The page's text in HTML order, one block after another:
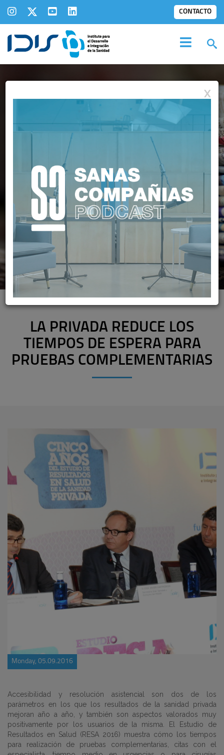
CONTACTO
IDIS EN LOSMEDIOS
LA PRIVADA REDUCE LOS
TIEMPOS DE ESPERA PARA
PRUEBAS COMPLEMENTARIAS
Monday, 05.09.2016
Accesibilidad y resolución asistencial son dos de los
parámetros en los que los resultados de la sanidad privada
mejoran año a año, y también son aspectos valorados muy
positivamente por los usuarios de la misma. El Estudio de
Resultados en Salud (RESA 2016) muestra cómo los tiempos
para realización de pruebas complementarias, citas con el
X